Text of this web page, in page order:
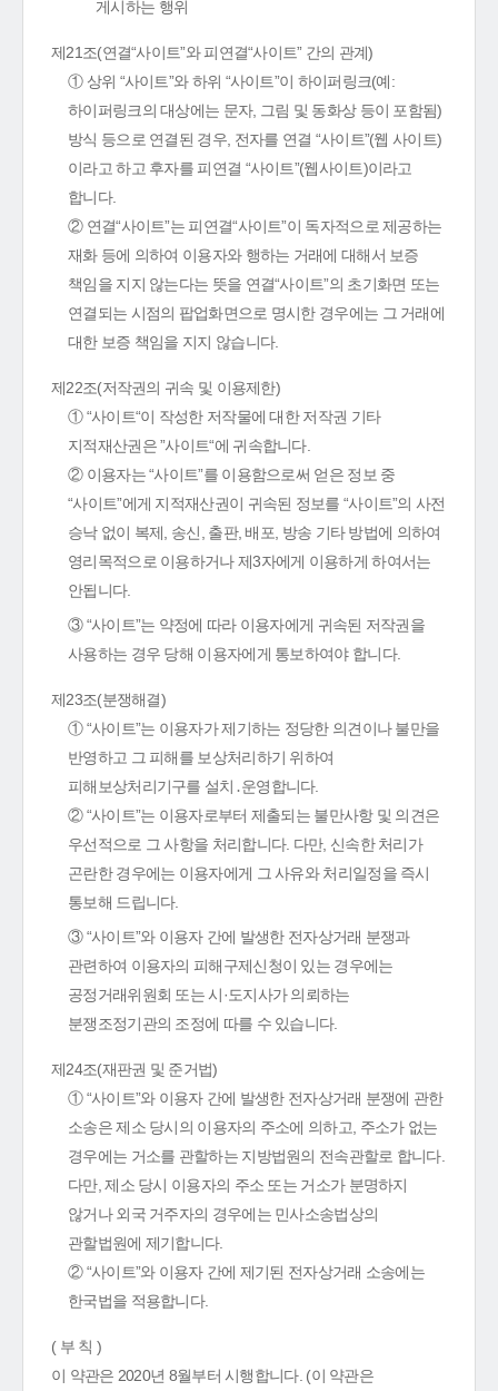
게시하는 행위
제21조(연결“사이트”와 피연결“사이트” 간의 관계)
① 상위 “사이트”와 하위 “사이트”이 하이퍼링크(예:
하이퍼링크의 대상에는 문자, 그림 및 동화상 등이 포함됨)
방식 등으로 연결된 경우, 전자를 연결 “사이트”(웹 사이트)
이라고 하고 후자를 피연결 “사이트”(웹사이트)이라고
합니다.
② 연결“사이트”는 피연결“사이트”이 독자적으로 제공하는
재화 등에 의하여 이용자와 행하는 거래에 대해서 보증
책임을 지지 않는다는 뜻을 연결“사이트”의 초기화면 또는
연결되는 시점의 팝업화면으로 명시한 경우에는 그 거래에
대한 보증 책임을 지지 않습니다.
제22조(저작권의 귀속 및 이용제한)
① “사이트“이 작성한 저작물에 대한 저작권 기타
지적재산권은 ”사이트“에 귀속합니다.
② 이용자는 “사이트”를 이용함으로써 얻은 정보 중
“사이트”에게 지적재산권이 귀속된 정보를 “사이트”의 사전
승낙 없이 복제, 송신, 출판, 배포, 방송 기타 방법에 의하여
영리목적으로 이용하거나 제3자에게 이용하게 하여서는
안됩니다.
③ “사이트”는 약정에 따라 이용자에게 귀속된 저작권을
사용하는 경우 당해 이용자에게 통보하여야 합니다.
제23조(분쟁해결)
① “사이트”는 이용자가 제기하는 정당한 의견이나 불만을
반영하고 그 피해를 보상처리하기 위하여
피해보상처리기구를 설치․운영합니다.
② “사이트”는 이용자로부터 제출되는 불만사항 및 의견은
우선적으로 그 사항을 처리합니다. 다만, 신속한 처리가
곤란한 경우에는 이용자에게 그 사유와 처리일정을 즉시
통보해 드립니다.
③ “사이트”와 이용자 간에 발생한 전자상거래 분쟁과
관련하여 이용자의 피해구제신청이 있는 경우에는
공정거래위원회 또는 시·도지사가 의뢰하는
분쟁조정기관의 조정에 따를 수 있습니다.
제24조(재판권 및 준거법)
① “사이트”와 이용자 간에 발생한 전자상거래 분쟁에 관한
소송은 제소 당시의 이용자의 주소에 의하고, 주소가 없는
경우에는 거소를 관할하는 지방법원의 전속관할로 합니다.
다만, 제소 당시 이용자의 주소 또는 거소가 분명하지
않거나 외국 거주자의 경우에는 민사소송법상의
관할법원에 제기합니다.
② “사이트”와 이용자 간에 제기된 전자상거래 소송에는
한국법을 적용합니다.
( 부 칙 )
이 약관은 2020년 8월부터 시행합니다. (이 약관은